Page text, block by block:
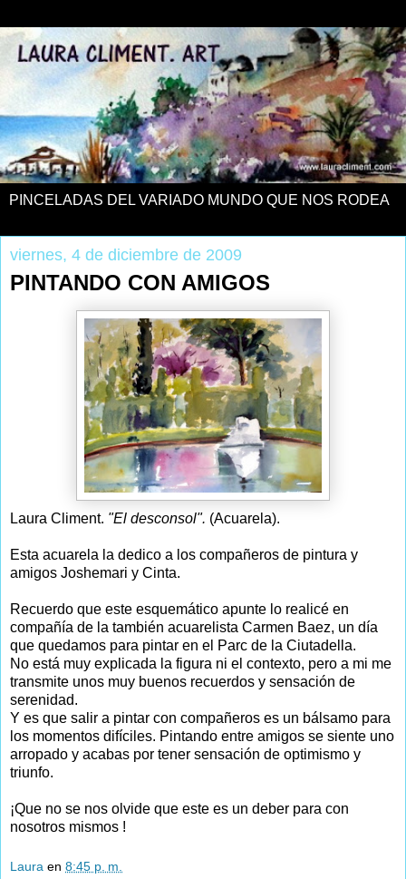
PINCELADAS DEL VARIADO MUNDO QUE NOS RODEA
viernes, 4 de diciembre de 2009
PINTANDO CON AMIGOS
Laura Climent. "El desconsol". (Acuarela).
Esta acuarela la dedico a los compañeros de pintura y
amigos Joshemari y Cinta.
Recuerdo que este esquemático apunte lo realicé en
compañía de la también acuarelista Carmen Baez, un día
que quedamos para pintar en el Parc de la Ciutadella.
No está muy explicada la figura ni el contexto, pero a mi me
transmite unos muy buenos recuerdos y sensación de
serenidad.
Y es que salir a pintar con compañeros es un bálsamo para
los momentos difíciles. Pintando entre amigos se siente uno
arropado y acabas por tener sensación de optimismo y
triunfo.
¡Que no se nos olvide que este es un deber para con
nosotros mismos !
Laura en 8:45 p. m.